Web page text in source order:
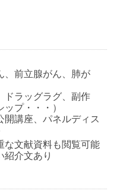
、前立腺がん、肺が
ドラッグラグ、副作
プ・・・）
開講座、パネルディス
な文献資料も閲覧可能
紹介文あり